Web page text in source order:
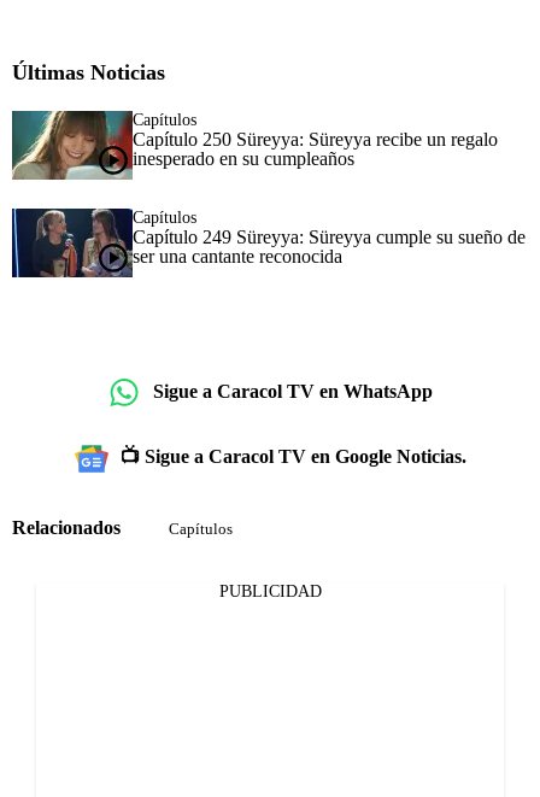
Últimas Noticias
Capítulos
Capítulo 250 Süreyya: Süreyya recibe un regalo
inesperado en su cumpleaños
Capítulos
Capítulo 249 Süreyya: Süreyya cumple su sueño de
ser una cantante reconocida
Sigue a Caracol TV en WhatsApp
📺 Sigue a Caracol TV en Google Noticias.
Relacionados Capítulos
PUBLICIDAD